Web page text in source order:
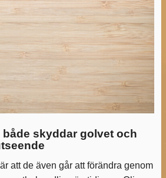
skyddar golvet och
att de även går att förändra genom